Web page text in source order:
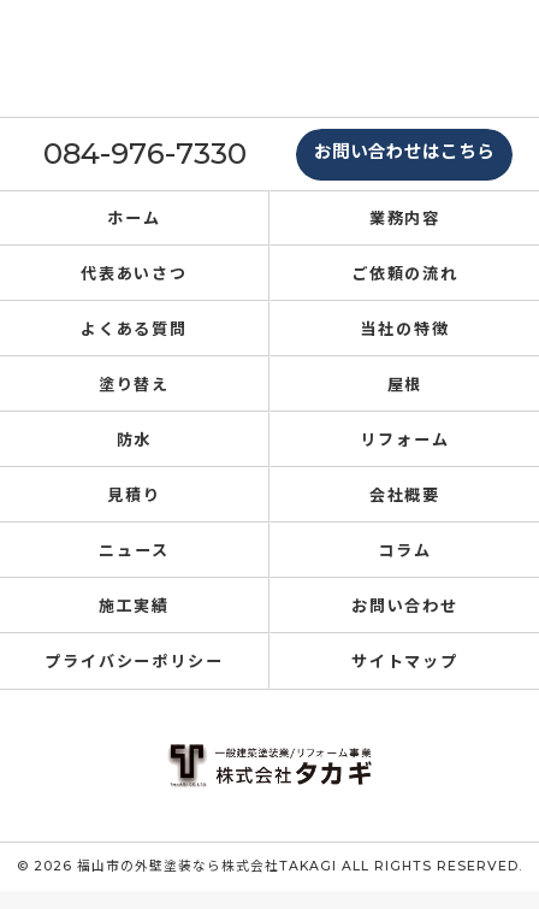
084-976-7330 お問い合わせはこちら
ホーム 業務内容
代表あいさつ ご依頼の流れ
よくある質問 当社の特徴
塗り替え 屋根
防水 リフォーム
見積り 会社概要
ニュース コラム
施工実績 お問い合わせ
プライバシーポリシー サイトマップ
© 2026 福山市の外壁塗装なら株式会社TAKAGI ALL RIGHTS RESERVED.